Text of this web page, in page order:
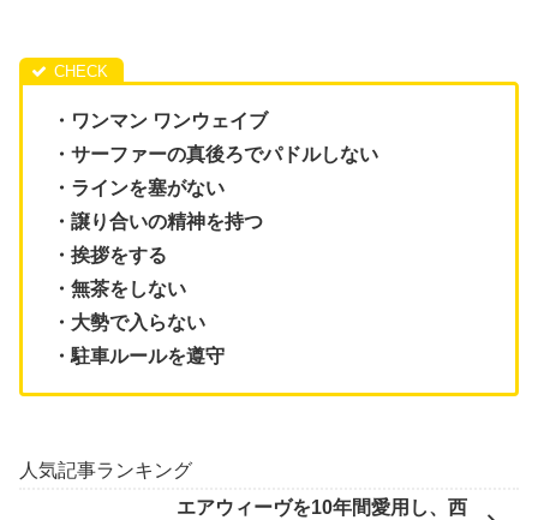
・ワンマン ワンウェイブ
・サーファーの真後ろでパドルしない
・ラインを塞がない
・譲り合いの精神を持つ
・挨拶をする
・無茶をしない
・大勢で入らない
・駐車ルールを遵守
人気記事ランキング
エアウィーヴを10年間愛用し、西